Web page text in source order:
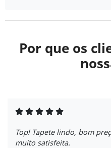
Por que os
Top! Tapete lindo, bom
muito satisfeita.